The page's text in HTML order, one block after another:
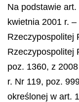
Na podstawie
kwietnia 2001 r.
Rzeczypospolitej
Rzeczypospolitej
poz. 1360, z
r. Nr 119, poz.
określonej w art.